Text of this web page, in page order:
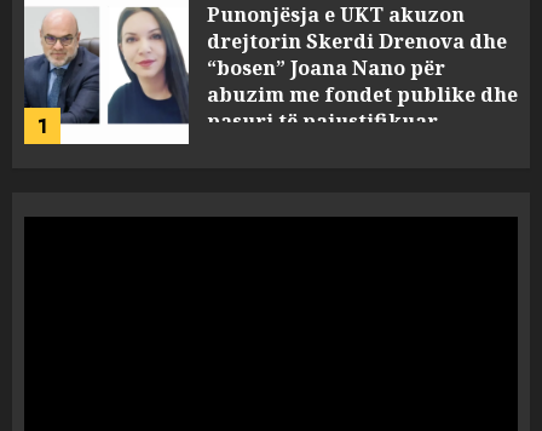
2
Incidenti në ndeshjen
Apolonia- Gramshi, nis
procedim penal për Koço
Kokëdhimën (VIDEO)
MARCH 27, 2025